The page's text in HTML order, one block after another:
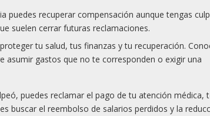
puedes recuperar compensación aunque tengas
suelen cerrar futuras reclamaciones.
tu salud, tus finanzas y tu recuperación.
asumir gastos que no te corresponden o exigir una
puedes reclamar el pago de tu atención médica,
buscar el reembolso de salarios perdidos y la